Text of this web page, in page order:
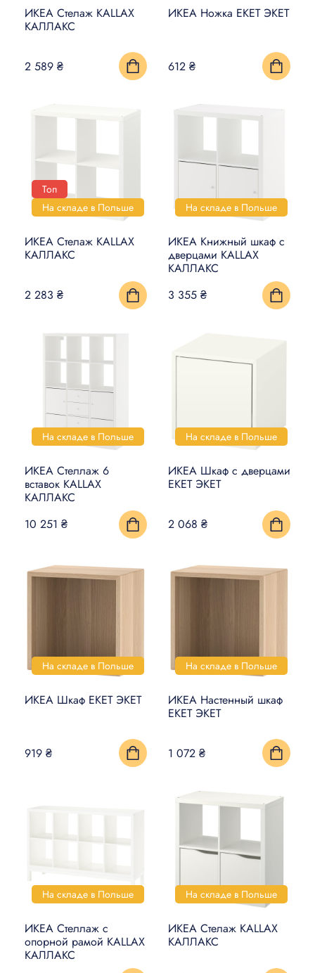
ИКЕА Стелаж KALLAX
КАЛЛАКС
2 589 ₴
ИКЕА Ножка EKET ЭКЕТ
612 ₴
Топ
На складе в Польше
ИКЕА Стелаж KALLAX
КАЛЛАКС
2 283 ₴
На складе в Польше
ИКЕА Книжный шкаф с
дверцами KALLAX
КАЛЛАКС
3 355 ₴
На складе в Польше
ИКЕА Стеллаж 6
вставок KALLAX
КАЛЛАКС
10 251 ₴
На складе в Польше
ИКЕА Шкаф с дверцами
EKET ЭКЕТ
2 068 ₴
На складе в Польше
ИКЕА Шкаф EKET ЭКЕТ
919 ₴
На складе в Польше
ИКЕА Настенный шкаф
EKET ЭКЕТ
1 072 ₴
На складе в Польше
ИКЕА Стеллаж с
опорной рамой KALLAX
КАЛЛАКС
На складе в Польше
ИКЕА Стелаж KALLAX
КАЛЛАКС